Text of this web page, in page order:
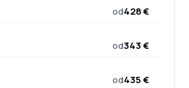
od428 €
od343 €
od435 €